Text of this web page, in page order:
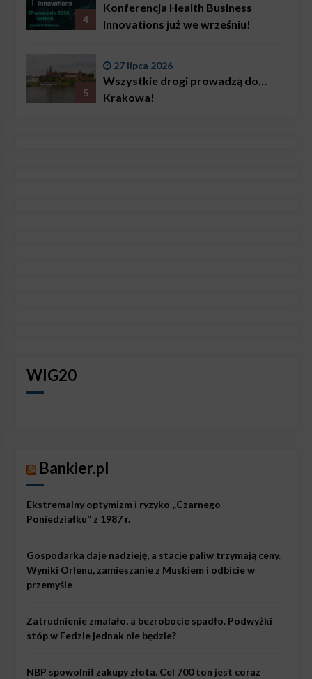
4
Konferencja Health Business
Innovations już we wrześniu!
5
27 lipca 2026
Wszystkie drogi prowadzą do…
Krakowa!
WIG20
Bankier.pl
Ekstremalny optymizm i ryzyko „Czarnego
Poniedziałku” z 1987 r.
Gospodarka daje nadzieję, a stacje paliw trzymają ceny.
Wyniki Orlenu, zamieszanie z Muskiem i odbicie w
przemyśle
Zatrudnienie zmalało, a bezrobocie spadło. Podwyżki
stóp w Fedzie jednak nie będzie?
NBP spowolnił zakupy złota. Cel 700 ton jest coraz